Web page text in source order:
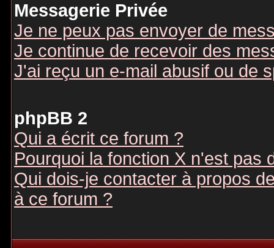
Messagerie Privée
Je ne peux pas envoyer de
Je continue de recevoir des
J'ai reçu un e-mail abusif ou de
phpBB 2
Qui a écrit ce forum ?
Pourquoi la fonction X n'est pas
Qui dois-je contacter à propos
à ce forum ?